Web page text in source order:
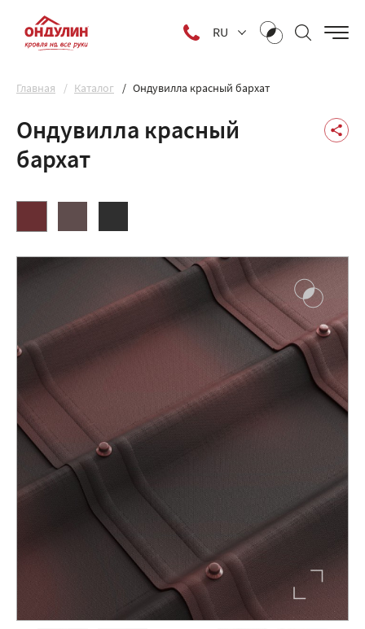
RU
Главная Каталог Ондувилла красный бархат
Ондувилла красный
бархат